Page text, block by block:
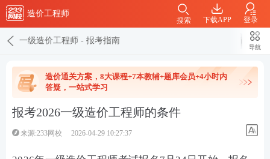
造价工程师
下载APP 登录
搜索
一级造价工程师 - 报考指南
导航
造价通关方案，8大课程+7本教辅+题库会员+4小时内
答疑，一站式学习
报考2026一级造价工程师的条件
来源:233网校 2026-04-29 10:27:37